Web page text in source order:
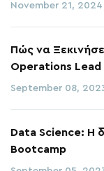
November 21, 2024
Πώς να
Operations Lead
September 08,
Data Science: Η
Bootcamp